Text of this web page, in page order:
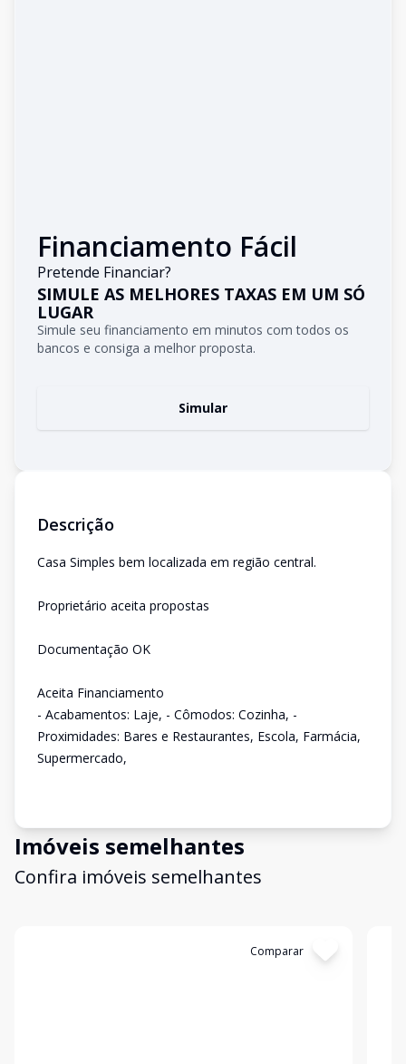
Financiamento Fácil
Pretende Financiar?
SIMULE AS MELHORES TAXAS EM UM SÓ
LUGAR
Simule seu financiamento em minutos com todos os
bancos e consiga a melhor proposta.
Simular
Descrição
Casa Simples bem localizada em região central.
Proprietário aceita propostas
Documentação OK
Aceita Financiamento
- Acabamentos: Laje, - Cômodos: Cozinha, -
Proximidades: Bares e Restaurantes, Escola, Farmácia,
Supermercado,
Imóveis semelhantes
Confira imóveis semelhantes
Comparar